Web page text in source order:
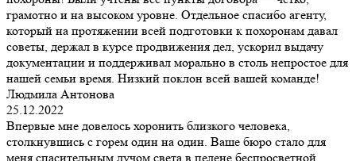
грамотно и на высоком уровне. Отдельное спасибо агенту,
который на протяжении всей подготовки к похоронам давал
советы, держал в курсе продвижения дел, ускорил выдачу
документации и поддерживал морально в столь непростое для
нашей семьи время. Низкий поклон всей вашей команде!
Людмила Антонова
25.12.2022
Впервые мне довелось хоронить близкого человека,
столкнувшись с горем один на один. Ваше бюро стало для
меня спасительным лучом света в пелене беспросветной